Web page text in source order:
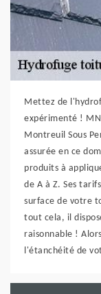
Mettez de
expérimenté !
Montreuil Sous
assurée en ce
produits à
de A à Z. Ses
surface de votre
tout cela, il
raisonnable !
l'étanchéité de